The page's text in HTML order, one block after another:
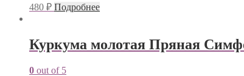
480 ₽ Подробнее
Куркума молотая Пряная
0 out of 5